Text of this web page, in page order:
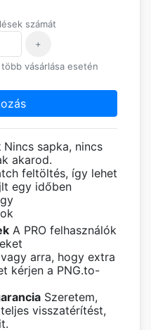
számát
+
vásárlása esetén
Nincs sapka, nincs
akarod.
feltöltés, így lehet
egy időben
A PRO felhasználók
vagy arra, hogy extra
kérjen a PNG.to-
Szeretem,
visszatérítést,